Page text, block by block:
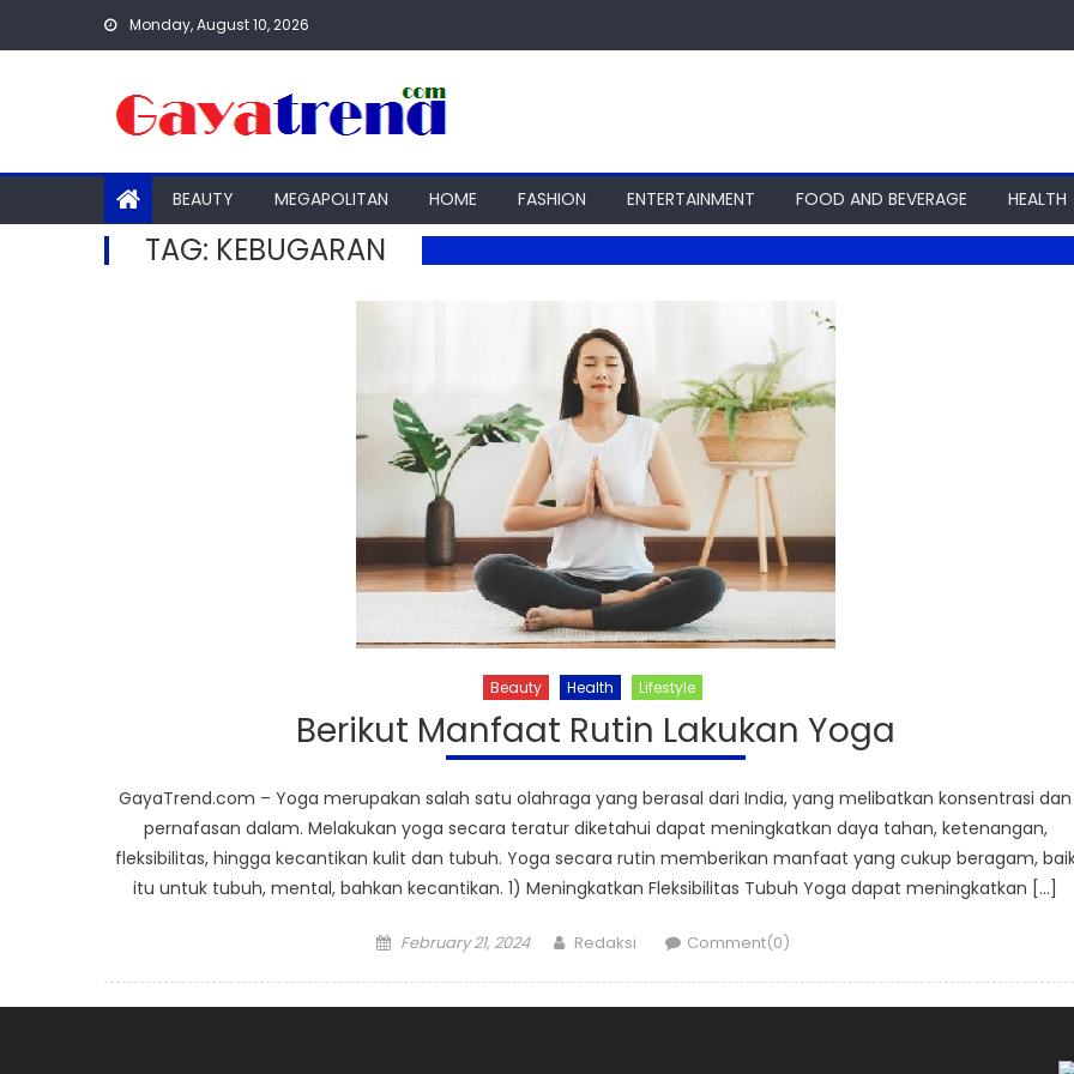
Monday, August 10, 2026
BEAUTY MEGAPOLITAN HOME FASHION ENTERTAINMENT FOOD AND BEVERAGE HEALTH
TAG: KEBUGARAN
Beauty Health Lifestyle
Berikut Manfaat Rutin Lakukan Yoga
GayaTrend.com – Yoga merupakan salah satu olahraga yang berasal dari India, yang melibatkan konsentrasi dan
pernafasan dalam. Melakukan yoga secara teratur diketahui dapat meningkatkan daya tahan, ketenangan,
fleksibilitas, hingga kecantikan kulit dan tubuh. Yoga secara rutin memberikan manfaat yang cukup beragam,
itu untuk tubuh, mental, bahkan kecantikan. 1) Meningkatkan Fleksibilitas Tubuh Yoga dapat meningkatkan […]
Posted
February 21, 2024 Author
Redaksi Comment(0)